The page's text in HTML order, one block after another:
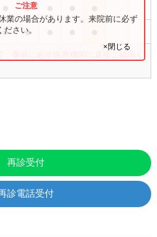
●
● ●
事前に必ず医療機関に直接ご確認く
業の場合があります。来院前に必ず
さい。
×閉じる
再診受付
診電話受付